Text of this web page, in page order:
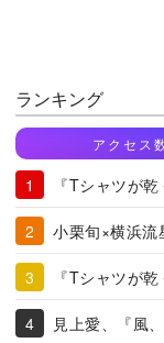
ランキング
アクセス
『Tシャツが
小栗旬×横浜流
『Tシャツが
見上愛、『風